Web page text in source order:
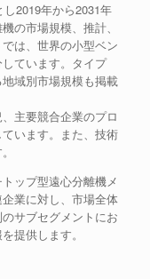
2019年から2031年
の市場規模、推計、
は、世界の小型ベン
ています。タイプ
域別市場規模も掲載
主要競合企業のプロ
います。また、技術
ップ型遠心分離機メ
業に対し、市場全体
サブセグメントにお
提供します。